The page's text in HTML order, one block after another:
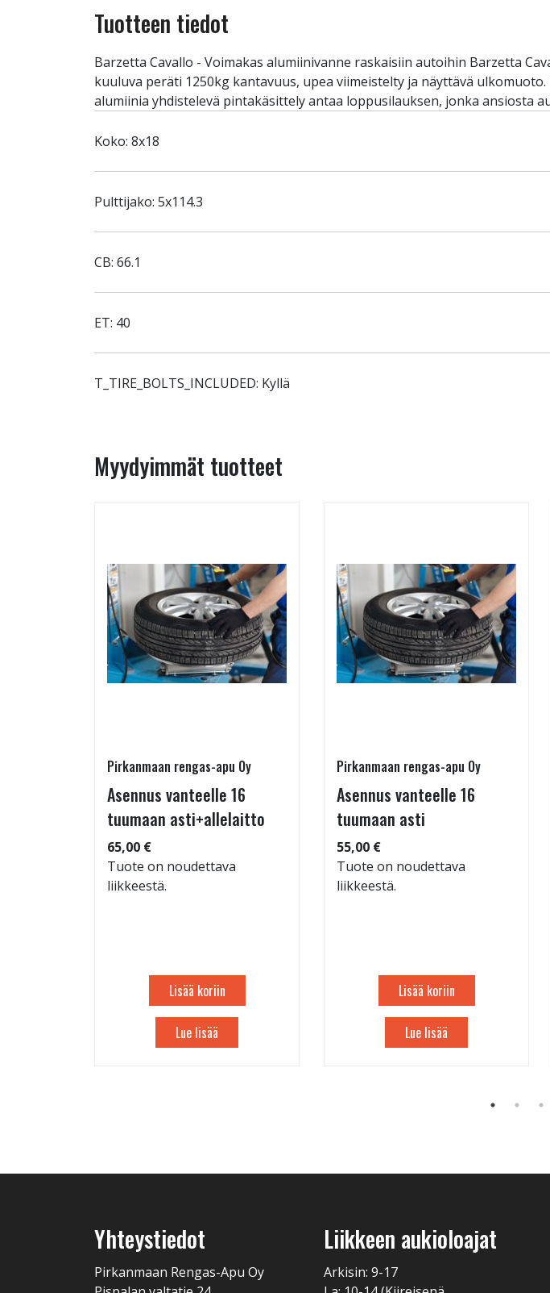
Tuotteen tiedot
Barzetta Cavallo - Voimakas alumiinivanne raskaisiin autoihin Barzetta
kuuluva peräti 1250kg kantavuus, upea viimeistelty ja näyttävä
alumiinia yhdistelevä pintakäsittely antaa loppusilauksen, jonka ansiosta
Koko: 8x18
Pulttijako: 5x114.3
CB: 66.1
ET: 40
T_TIRE_BOLTS_INCLUDED: Kyllä
Myydyimmät tuotteet
Pirkanmaan rengas-apu Oy
Asennus vanteelle 16
tuumaan asti+allelaitto
65,00 €
Tuote on noudettava
liikkeestä.
Lisää koriin
Lue lisää
Pirkanmaan rengas-apu Oy
Asennus vanteelle 16
tuumaan asti
55,00 €
Tuote on noudettava
liikkeestä.
Lisää koriin
Lue lisää
Yhteystiedot
Pirkanmaan Rengas-Apu Oy
Liikkeen aukioloajat
Arkisin: 9-17